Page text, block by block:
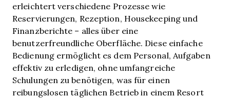
erleichtert verschiedene Prozesse wie
Reservierungen, Rezeption, Housekeeping und
Finanzberichte – alles über eine
benutzerfreundliche Oberfläche. Diese einfache
Bedienung ermöglicht es dem Personal, Aufgaben
effektiv zu erledigen, ohne umfangreiche
Schulungen zu benötigen, was für einen
reibungslosen täglichen Betrieb in einem Resort